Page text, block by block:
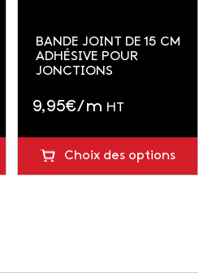
BANDE JOINT DE 15 CM
ADHÉSIVE POUR
JONCTIONS
9,95€/ m HT
Choix des options